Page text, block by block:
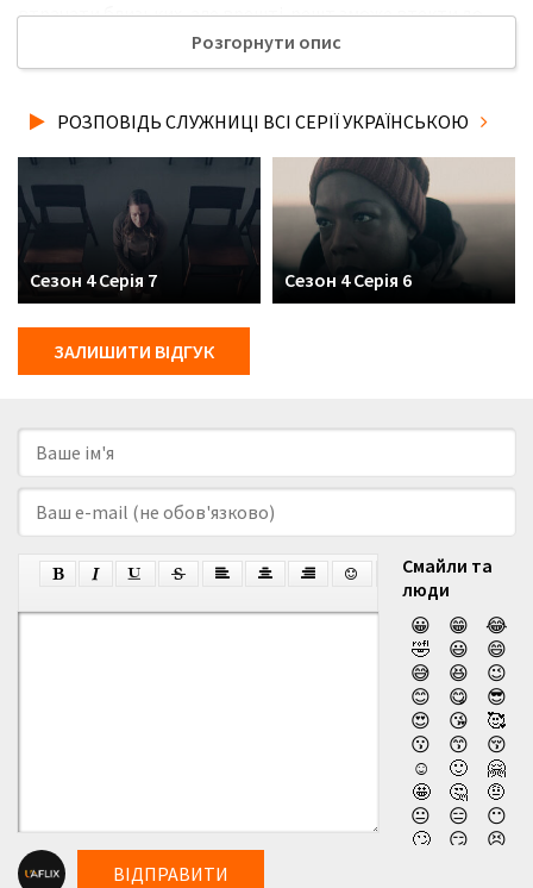
втрачати близьких, але врешті-решт зможе втекти до
Канади, де зустрінеться з Люком і Ніколь. Однак життя в
друзям, де Ви дивились нову 10 серію 4 сезону серіалу
якості та з українськими субтитрами!
Розгорнути опис
РОЗПОВІДЬ СЛУЖНИЦІ ВСІ СЕРІЇ УКРАЇНСЬКОЮ
Сезон 4 Серія 7 Сезон 4 Серія 6
ЗАЛИШИТИ ВІДГУК
Смайли та
люди
😀
😁
😂
🤣
😃
😄
😅
😆
😉
😊
😋
😎
😍
😘
🥰
😗
😙
😚
☺️
🙂
🤗
🤩
🤔
🤨
😐
😑
😶
🙄
😏
😣
ВІДПРАВИТИ